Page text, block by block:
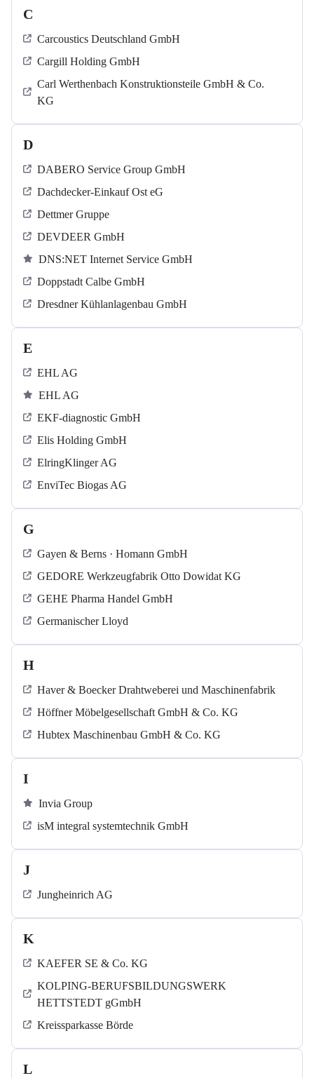
C
Carcoustics Deutschland GmbH
Cargill Holding GmbH
Carl Werthenbach Konstruktionsteile GmbH & Co.
KG
D
DABERO Service Group GmbH
Dachdecker-Einkauf Ost eG
Dettmer Gruppe
DEVDEER GmbH
DNS:NET Internet Service GmbH
Doppstadt Calbe GmbH
Dresdner Kühlanlagenbau GmbH
E
EHL AG
EHL AG
EKF-diagnostic GmbH
Elis Holding GmbH
ElringKlinger AG
EnviTec Biogas AG
G
Gayen & Berns · Homann GmbH
GEDORE Werkzeugfabrik Otto Dowidat KG
GEHE Pharma Handel GmbH
Germanischer Lloyd
H
Haver & Boecker Drahtweberei und Maschinenfabrik
Höffner Möbelgesellschaft GmbH & Co. KG
Hubtex Maschinenbau GmbH & Co. KG
I
Invia Group
isM integral systemtechnik GmbH
J
Jungheinrich AG
K
KAEFER SE & Co. KG
KOLPING-BERUFSBILDUNGSWERK
HETTSTEDT gGmbH
Kreissparkasse Börde
L